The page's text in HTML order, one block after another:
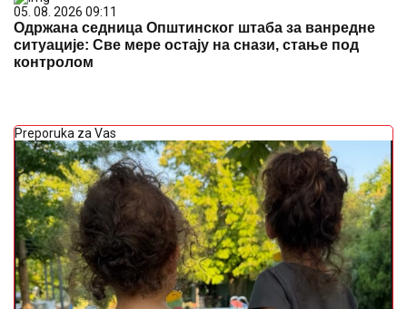
SLAVLJE U DOMU MARIJE KILIBARDEObjavila sliku
ćerkice i naslednice Anđelke Prpić: Senja i Čarna se
drže za ruke, da se istopiš
Jedan potez pokazao u kakvim su
odnosima! Isplivali dokazi šta Anita
Stanojlović misli o svekrvi